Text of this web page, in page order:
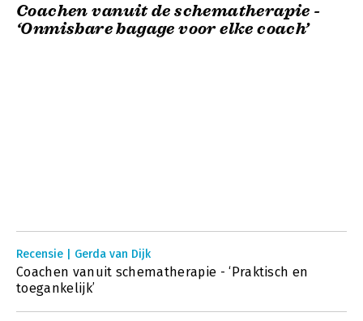
Coachen vanuit de schematherapie -
‘Onmisbare bagage voor elke coach’
Recensie | Gerda van Dijk
Coachen vanuit schematherapie - ‘Praktisch en
toegankelijk’